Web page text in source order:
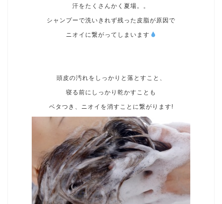
汗をたくさんかく夏場。。
シャンプーで洗いきれず残った皮脂が原因で
ニオイに繋がってしまいます
頭皮の汚れをしっかりと落とすこと、
寝る前にしっかり乾かすことも
ベタつき、ニオイを消すことに繋がります!